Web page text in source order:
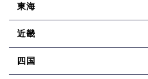
東海
近畿
四国